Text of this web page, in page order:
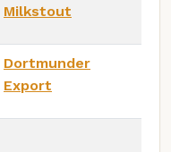
Milkstout
Dortmunder
Export